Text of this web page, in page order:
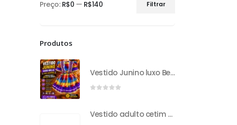
Filtrar
Preço: R$0 — R$140
Produtos
Vestido Junino luxo Bella com avental
Vestido adulto cetim mini rosa P